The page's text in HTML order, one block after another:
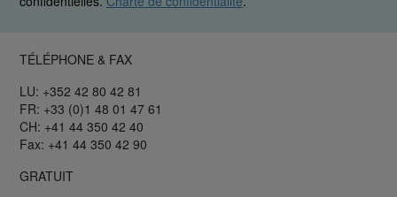
TÉLÉPHONE & FAX
LU: +352 42 80 42 81
FR: +33 (0)1 48 01 47 61
CH: +41 44 350 42 40
Fax: +41 44 350 42 90
GRATUIT